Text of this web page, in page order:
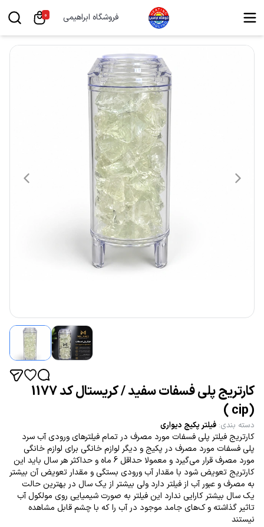
فروشگاه ابراهیمی 0
کارتریج پلی فسفات سفید / کریستال کد 1177
(cip )
دسته بندی: فیلتر پکیج دیواری
کارتریج فیلتر پلی فسفات مورد مصرف در تمام فیلترهای ورودی آب سرد
پلی فسفات مورد مصرف در پکیج و دیگر لوازم خانگی برای لوازم خانگی
مورد مصرف قرار می‌گیرد و معمولا حداقل 6 ماه و حداکثر هر سال باید این
کارتریج تعویض شود با مقدار آب ورودی بستگی و مقدار تعویض آن بیشتر
به مصرف و عبور آب از فیلتر دارد ولی بیشتر از یک سال در بهترین حالت
یک سال بیشتر کارایی ندارد این فیلتر به صورت شیمیایی روی مولکول آب
تاثیر گذاشته و ک‌های جامد موجود در آب را که با چشم قابل مشاهده
نیستند